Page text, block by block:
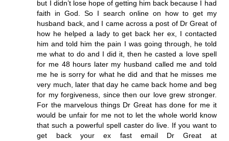
but I didn’t lose hope of getting him back because I had
faith in God. So I search online on how to get my
husband back, and I came across a post of Dr Great of
how he helped a lady to get back her ex, I contacted
him and told him the pain I was going through, he told
me what to do and I did it, then he casted a love spell
for me 48 hours later my husband called me and told
me he is sorry for what he did and that he misses me
very much, later that day he came back home and beg
for my forgiveness, since then our love grew stronger.
For the marvelous things Dr Great has done for me it
would be unfair for me not to let the whole world know
that such a powerful spell caster do live. If you want to
get back your ex fast email Dr Great at